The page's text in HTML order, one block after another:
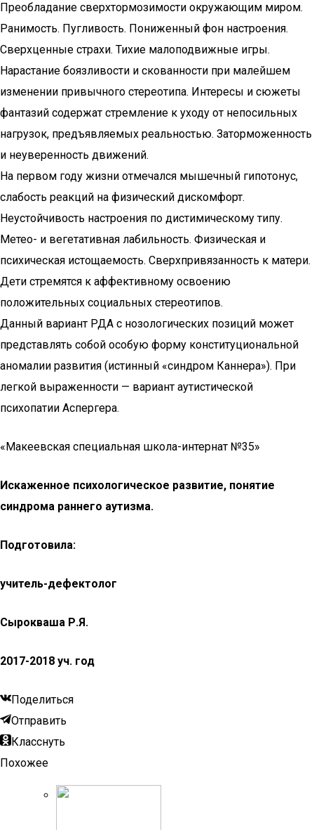
Преобладание сверхтормозимости окружающим миром.
Ранимость. Пугливость. Пониженный фон настроения.
Сверхценные страхи. Тихие малоподвижные игры.
Нарастание боязливости и скованности при малейшем
изменении привычного стереотипа. Интересы и сюжеты
фантазий содержат стремление к уходу от непосильных
нагрузок, предъявляемых реальностью. Заторможенность
и неуверенность движений.
На первом году жизни отмечался мышечный гипотонус,
слабость реакций на физический дискомфорт.
Неустойчивость настроения по дистимическому типу.
Метео- и вегетативная лабильность. Физическая и
психическая истощаемость. Сверхпривязанность к матери.
Дети стремятся к аффективному освоению
положительных социальных стереотипов.
Данный вариант РДА с нозологических позиций может
представлять собой особую форму конституциональной
аномалии развития (истинный «синдром Каннера»). При
легкой выраженности — вариант аутистической
психопатии Аспергера.
«Макеевская специальная школа-интернат №35»
Искаженное психологическое развитие, понятие
синдрома раннего аутизма.
Подготовила:
учитель-дефектолог
Сырокваша Р.Я.
2017-2018 уч. год
Поделиться
Отправить
Класснуть
Похожее